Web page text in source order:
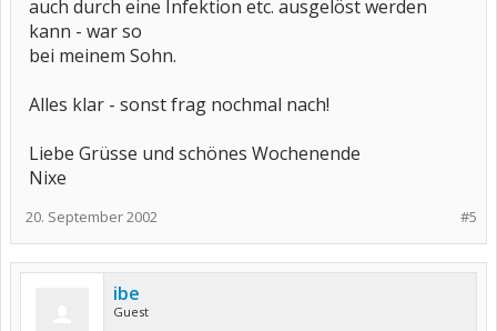
auch durch eine Infektion etc. ausgelöst werden
kann - war so
bei meinem Sohn.
Alles klar - sonst frag nochmal nach!
Liebe Grüsse und schönes Wochenende
Nixe
#5
20. September 2002
ibe
Guest